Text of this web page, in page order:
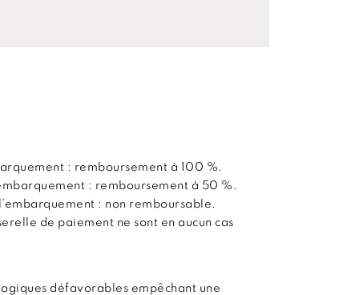
: remboursement à 100 %.
: remboursement à 50 %.
: non remboursable.
de paiement ne sont en aucun cas
défavorables empêchant une